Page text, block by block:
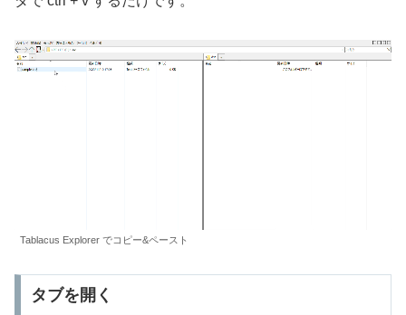
Tablacus Explorer でコピー&ペースト
タブを開く